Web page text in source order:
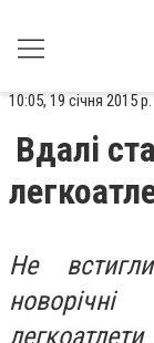
10:05, 19 січня 2015 р.
Вдалі
Не